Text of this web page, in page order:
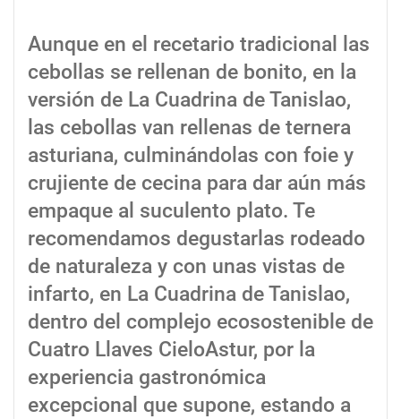
Aunque en el recetario tradicional las
cebollas se rellenan de bonito, en la
versión de La Cuadrina de Tanislao,
las cebollas van rellenas de ternera
asturiana, culminándolas con foie y
crujiente de cecina para dar aún más
empaque al suculento plato. Te
recomendamos degustarlas rodeado
de naturaleza y con unas vistas de
infarto, en La Cuadrina de Tanislao,
dentro del complejo ecosostenible de
Cuatro Llaves CieloAstur, por la
experiencia gastronómica
excepcional que supone, estando a